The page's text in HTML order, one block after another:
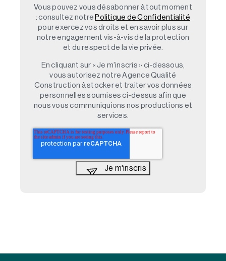
Vous pouvez vous désabonner à tout moment
: consultez notre Politique de Confidentialité
pour exercez vos droits et en savoir plus sur
notre engagement vis-à-vis de la protection
et du respect de la vie privée.
En cliquant sur « Je m'inscris » ci-dessous,
vous autorisez notre Agence Qualité
Construction à stocker et traiter vos données
personnelles soumises ci-dessus afin que
nous vous communiquions nos productions et
services.